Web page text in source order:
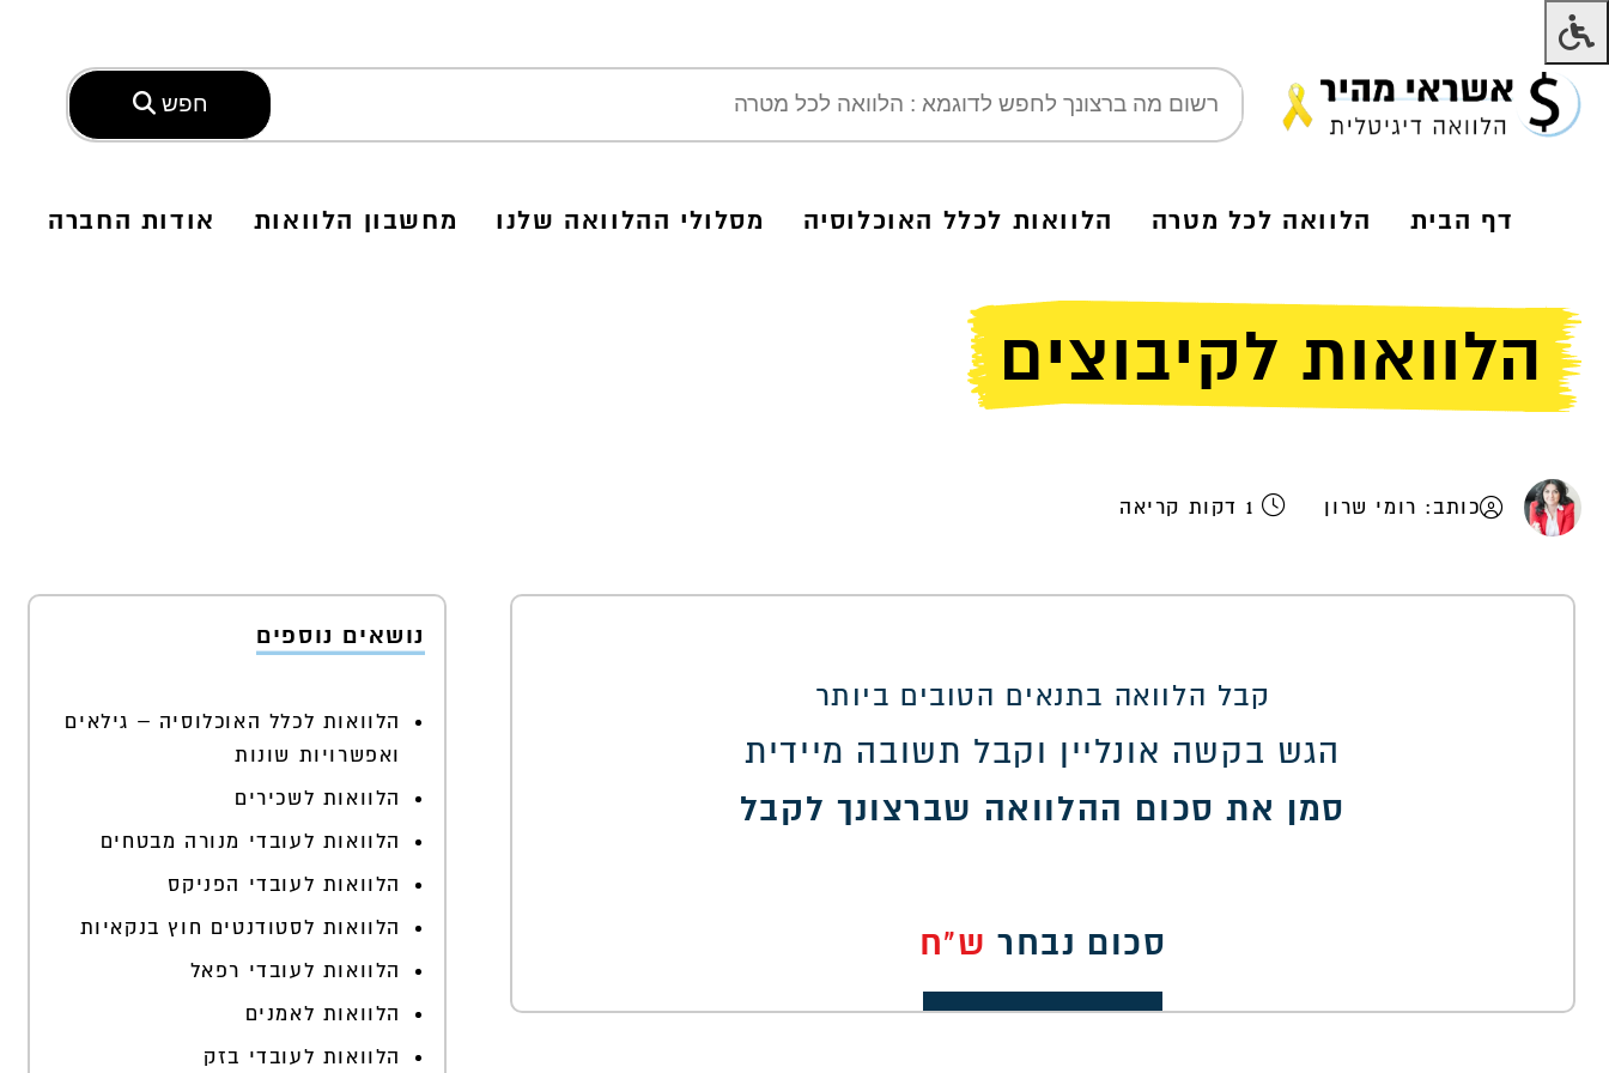
חפש
דף הבית הלוואה לכל מטרה הלוואות לכלל האוכלוסיה מסלולי ההלוואה שלנו מחשבון הלוואות אודות החברה
הלוואות לקיבוצים
כותב: רומי שרון
קבל הלוואה בתנאים הטובים ביותר
הגש בקשה אונליין וקבל תשובה מיידית
סמן את סכום ההלוואה שברצונך לקבל
סכום נבחר ש"ח
30,000
נושאים נוספים
הלוואות לכלל האוכלוסיה – גילאים
ואפשרויות שונות
הלוואות לשכירים
הלוואות לעובדי מנורה מבטחים
הלוואות לעובדי הפניקס
הלוואות לסטודנטים חוץ בנקאיות
הלוואות לעובדי רפאל
הלוואות לאמנים
הלוואות לעובדי בזק